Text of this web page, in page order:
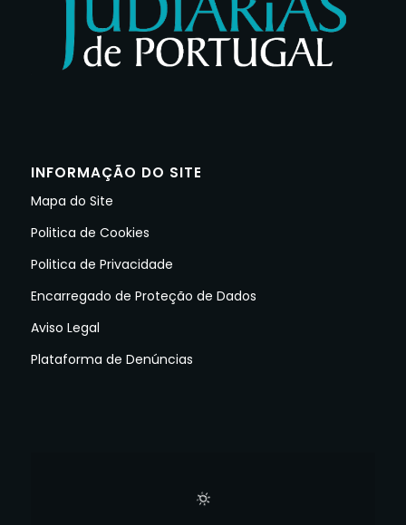
INFORMAÇÃO DO SITE
Mapa do Site
Politica de Cookies
Politica de Privacidade
Encarregado de Proteção de Dados
Aviso Legal
Plataforma de Denúncias